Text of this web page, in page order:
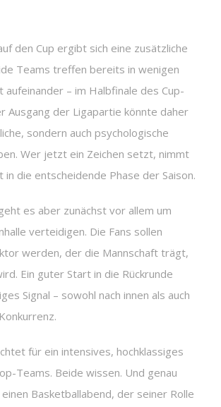
den Cup ergibt sich eine zusätzliche
Teams treffen bereits in wenigen
aufeinander – im Halbfinale des Cup-
Ausgang der Ligapartie könnte daher
sondern auch psychologische
Wer jetzt ein Zeichen setzt, nimmt
in die entscheidende Phase der Saison.
es aber zunächst vor allem um
verteidigen. Die Fans sollen
werden, der die Mannschaft trägt,
Ein guter Start in die Rückrunde
Signal – sowohl nach innen als auch
für ein intensives, hochklassiges
Teams. Beide wissen. Und genau
Basketballabend, der seiner Rolle